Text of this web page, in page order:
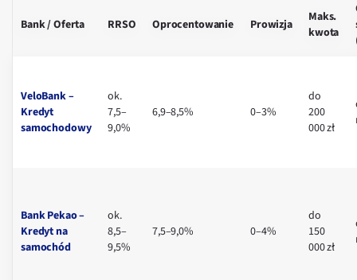
Bank / Oferta RRSO Oprocentowanie Prowizja
Maks.
kwota
VeloBank –
Kredyt
samochodowy
ok.
7,5–
9,0%
6,9–8,5% 0–3%
do
200
000 zł
Bank Pekao –
Kredyt na
samochód
ok.
8,5–
9,5%
7,5–9,0% 0–4%
do
150
000 zł